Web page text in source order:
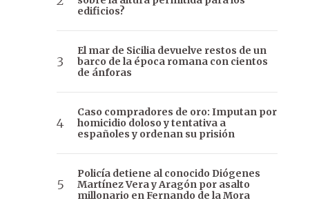
edificios?
El mar de Sicilia devuelve restos de un
barco de la época romana con cientos
de ánforas
Caso compradores de oro: Imputan por
homicidio doloso y tentativa a
españoles y ordenan su prisión
Policía detiene al conocido Diógenes
Martínez Vera y Aragón por asalto
millonario en Fernando de la Mora